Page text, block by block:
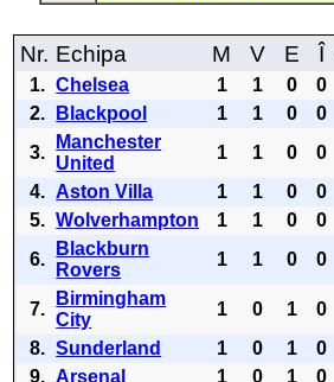
Nr. Echipa M V E Î
1. Chelsea 1 1 0 0
2.
Blackpool 1 1 0 0
3.
Manchester
United
1 1 0 0
4. Aston Villa 1 1 0 0
5. Wolverhampton 1 1 0 0
6.
Blackburn
Rovers
1 1 0 0
7.
Birmingham
City
1 0 1 0
8. Sunderland 1 0 1 0
9. Arsenal 1 0 1 0